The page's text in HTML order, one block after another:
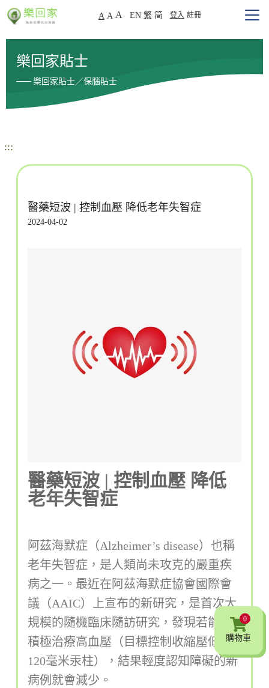
A A A EN 繁 简 登入 註冊
樂回家貼士
樂回家貼士／保腦貼士
:::
醫藥短波 | 控制血壓 降低老年失智症
2024-04-02
醫藥短波 | 控制血壓 降低
老年失智症
阿茲海默症（Alzheimer’s disease）也稱
老年失智症，是人類尚未攻克的嚴重疾
病之一。最近在阿茲海默症協會國際會
議（AAIC）上宣布的新研究，是首次大
規模的隨機臨床隨訪研究，發現若能夠
積極治療高血壓（目標控制收縮壓低於
120毫米汞柱），結果輕度認知障礙的新
病例就會減少。
0
購物車